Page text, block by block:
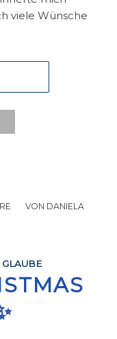
viele Wünsche
VON DANIELA